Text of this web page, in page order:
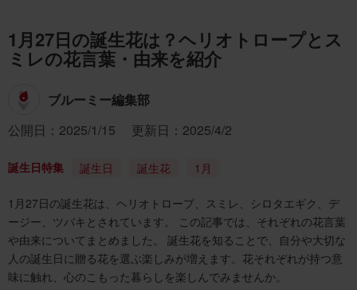
1月27日の誕生花は？ヘリオトロープとス
ミレの花言葉・由来を紹介
ブルーミー編集部
公開日：2025/1/15
更新日：2025/4/2
誕生日特集 誕生日 誕生花 1月
1月27日の誕生花は、ヘリオトロープ、スミレ、シロタエギク、デ
ージー、ツバキとされています。 この記事では、それぞれの花言葉
や由来についてまとめました。 誕生花を知ることで、自分や大切な
人の誕生日に贈る花を選ぶ楽しみが増えます。花それぞれが持つ意
味に触れ、心のこもった暮らしを楽しんでみませんか。